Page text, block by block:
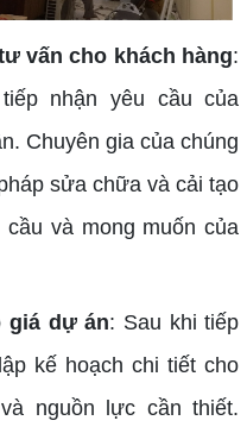
vấn cho khách hàng:
nhận yêu cầu của
Chuyên gia của chúng
sửa chữa và cải tạo
và mong muốn của
giá dự án: Sau khi tiếp
kế hoạch chi tiết cho
nguồn lực cần thiết.